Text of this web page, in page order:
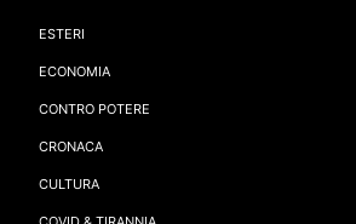
ESTERI
ECONOMIA
CONTRO POTERE
CRONACA
CULTURA